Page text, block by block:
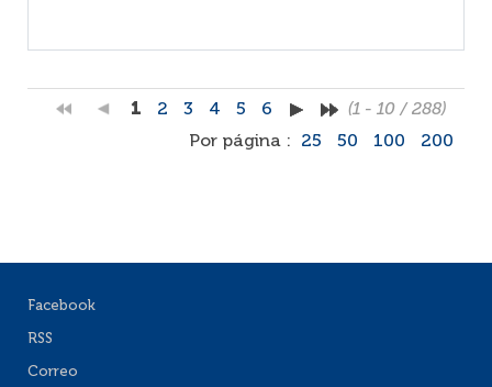
1 2 3 4 5 6
(1 - 10 / 288)
Por página :
25 50 100 200
Facebook
RSS
Correo